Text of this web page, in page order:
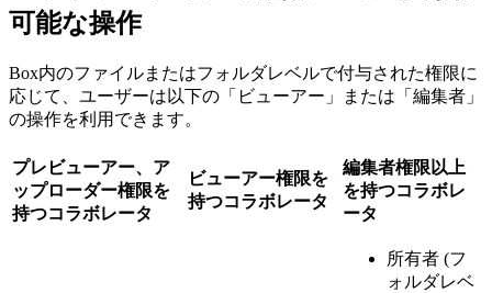
可能な操作
Box内のファイルまたはフォルダレベルで付与された権限に
応じて、ユーザーは以下の「ビューアー」または「編集者」
の操作を利用できます。
プレビューアー、ア
ップローダー権限を
持つコラボレータ
ビューアー権限を
持つコラボレータ
編集者権限以上
を持つコラボレ
ータ
所有者 (フ
ォルダレベ